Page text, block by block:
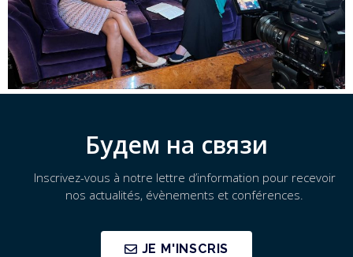
Будем на связи
Inscrivez-vous à notre lettre d’information pour recevoir
nos actualités, évènements et conférences.
JE M'INSCRIS